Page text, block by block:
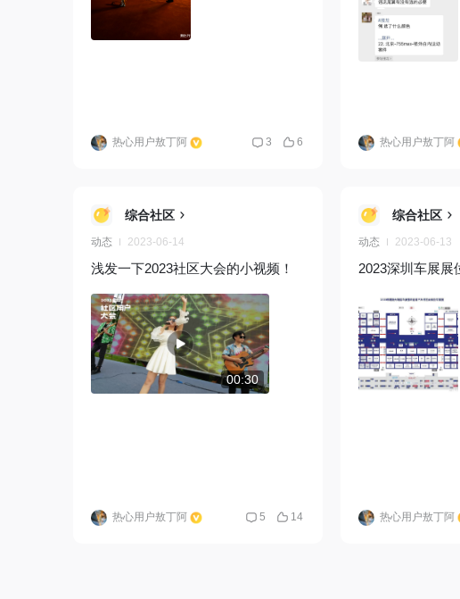
热心用户敖丁阿 3 6 热心用户敖丁阿
综合社区
动态 2023-06-14
浅发一下2023社区大会的小视频！
00:30
热心用户敖丁阿 5 14
综合社区
动态 2023-06-13
2023深圳车展展
热心用户敖丁阿